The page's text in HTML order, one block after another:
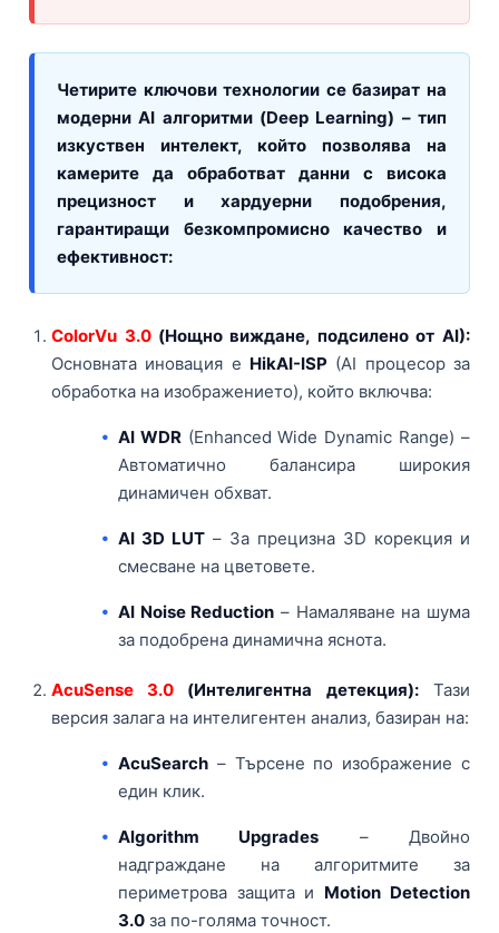
БЕЗЖИЧНИ ДИСТАНЦИОННИ УПРАВЛЕНИЯ И БУТОНИ
БЕЗЖИЧНИ СИРЕНИ AJAX
Четирите ключови технологии се базират на
модерни AI алгоритми (Deep Learning) – тип
изкуствен интелект, който позволява на
камерите да обработват данни с висока
прецизност и хардуерни подобрения,
гарантиращи безкомпромисно качество и
ефективност:
ColorVu 3.0(Нощно виждане, подсилено от AI):
Основната иновация е HikAI-ISP (AI процесор за
обработка на изображението), който включва:
AI WDR(Enhanced Wide Dynamic Range) –
Автоматично балансира широкия
динамичен обхват.
AI 3D LUT – За прецизна 3D корекция и
смесване на цветовете.
AI Noise Reduction – Намаляване на шума
за подобрена динамична яснота.
AcuSense 3.0 (Интелигентна детекция):Тази
версия залага на интелигентен анализ, базиран на:
AcuSearch – Търсене по изображение с
един клик.
Algorithm Upgrades – Двойно
надграждане на алгоритмите за
периметрова защита и Motion Detection
3.0 за по-голяма точност.